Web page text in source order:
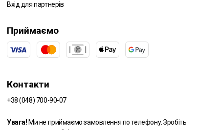
Вхід для партнерів
Приймаємо
Контакти
+38 (048) 700-90-07
Увага! Ми не приймаємо замовлення по телефону. Зробіть